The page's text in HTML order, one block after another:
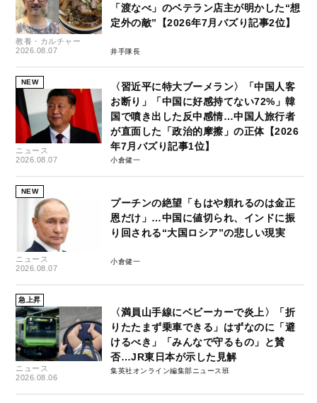
教養・カルチャー
2026.08.07
「渡なべ」のベテラン店主が明かした“想
定外の敵”【2026年7月バズり記事2位】
井手隊長
NEW
ニュース
2026.08.07
〈習近平に特大ブーメラン〉「中国人客
お断り」「中国に好感持てない72%」韓
国で噴き出した反中感情…中国人旅行者
が直面した「政治的摩擦」の正体【2026
年7月バズり記事1位】
小倉健一
NEW
ニュース
2026.08.07
プーチンの絶望「もはや頼れるのは金正
恩だけ」…中国に値切られ、インドに振
り回される“大国ロシア”の悲しい現実
小倉健一
急上昇
ニュース
2026.08.06
〈満員山手線にベビーカーで炎上〉「折
りたたまず乗車できる」はずなのに「避
けるべき」「みんなで守るもの」と賛
否…JR東日本が示した見解
集英社オンライン編集部ニュース班